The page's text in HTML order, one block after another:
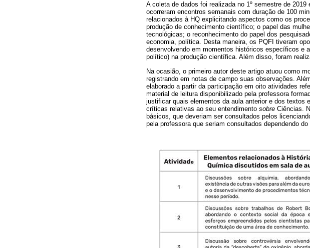
A coleta de dados foi realizada no 1º semestre de
ocorreram encontros semanais com duração de 100
relacionados à HQ explicitando aspectos como os
produção de conhecimento científico; o papel das
tecnológicas; o reconhecimento do papel dos
economia, política. Desta maneira, os PQFI tiveram
desenvolvendo em momentos históricos específicos e
político) na produção científica. Além disso, foram
Na ocasião, o primeiro autor deste artigo atuou como
registrando em notas de campo suas observações.
elaborado a partir da participação em oito atividades
material de leitura disponibilizado pela professora
justificar quais elementos da aula anterior e dos textos
críticas relativas ao seu entendimento sobre Ciências.
básicos, que deveriam ser consultados pelos
pela professora que seriam consultados dependendo do